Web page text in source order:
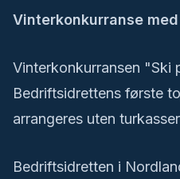
Vinterkonkurranse
Vinterkonkurransen "Ski
Bedriftsidrettens første
arrangeres uten
Bedriftsidretten i